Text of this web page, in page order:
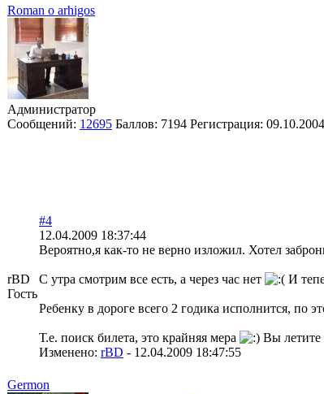
Roman o arhigos
Администратор
Сообщений: 12695 Баллов: 7194 Регистрация: 09.10.2004
rBD
Гость
#4
12.04.2009 18:37:44
Вероятно,я как-то не верно изложил. Хотел
С утра смотрим все есть, а через час нет И
Ребенку в дороге всего 2 годика исполнится, по
Т.е. поиск билета, это крайняя мера
Вы летите
Изменено: rBD - 12.04.2009 18:47:55
Germon